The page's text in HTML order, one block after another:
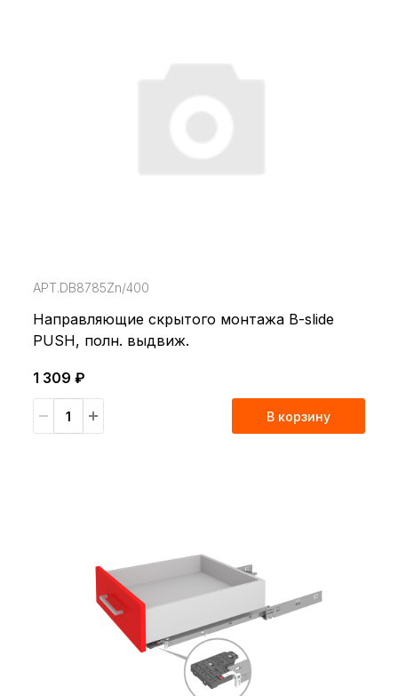
АРТ.DB8785Zn/400
Направляющие cкрытого монтажа B-slide
PUSH, полн. выдвиж.
1 309 ₽
В корзину